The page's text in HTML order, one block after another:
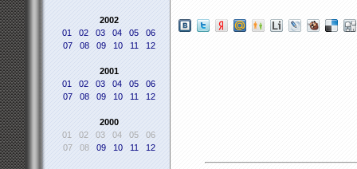
2002
01
02 03 04 05
06
07
08 09 10 11 12
2001
01
02 03 04 05
06
07
08 09 10 11 12
2000
01
02 03 04 05
06
07
08 09 10 11 12